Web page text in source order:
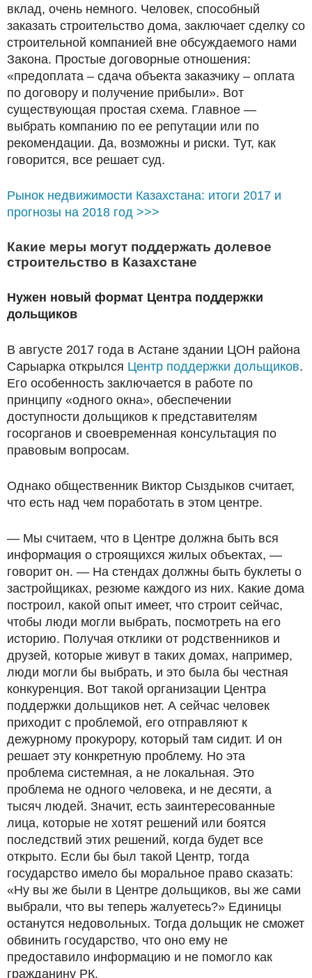
вклад, очень немного. Человек, способный
заказать строительство дома, заключает сделку со
строительной компанией вне обсуждаемого нами
Закона. Простые договорные отношения:
«предоплата – сдача объекта заказчику – оплата
по договору и получение прибыли». Вот
существующая простая схема. Главное —
выбрать компанию по ее репутации или по
рекомендации. Да, возможны и риски. Тут, как
говорится, все решает суд.
Рынок недвижимости Казахстана: итоги 2017 и
прогнозы на 2018 год >>>
Какие меры могут поддержать долевое
строительство в Казахстане
Нужен новый формат Центра поддержки
дольщиков
В августе 2017 года в Астане здании ЦОН района
Сарыарка открылся Центр поддержки дольщиков.
Его особенность заключается в работе по
принципу «одного окна», обеспечении
доступности дольщиков к представителям
госорганов и своевременная консультация по
правовым вопросам.
Однако общественник Виктор Сыздыков считает,
что есть над чем поработать в этом центре.
— Мы считаем, что в Центре должна быть вся
информация о строящихся жилых объектах, —
говорит он. — На стендах должны быть буклеты о
застройщиках, резюме каждого из них. Какие дома
построил, какой опыт имеет, что строит сейчас,
чтобы люди могли выбрать, посмотреть на его
историю. Получая отклики от родственников и
друзей, которые живут в таких домах, например,
люди могли бы выбрать, и это была бы честная
конкуренция. Вот такой организации Центра
поддержки дольщиков нет. А сейчас человек
приходит с проблемой, его отправляют к
дежурному прокурору, который там сидит. И он
решает эту конкретную проблему. Но эта
проблема системная, а не локальная. Это
проблема не одного человека, и не десяти, а
тысяч людей. Значит, есть заинтересованные
лица, которые не хотят решений или боятся
последствий этих решений, когда будет все
открыто. Если бы был такой Центр, тогда
государство имело бы моральное право сказать:
«Ну вы же были в Центре дольщиков, вы же сами
выбрали, что вы теперь жалуетесь?» Единицы
останутся недовольных. Тогда дольщик не сможет
обвинить государство, что оно ему не
предоставило информацию и не помогло как
гражданину РК.